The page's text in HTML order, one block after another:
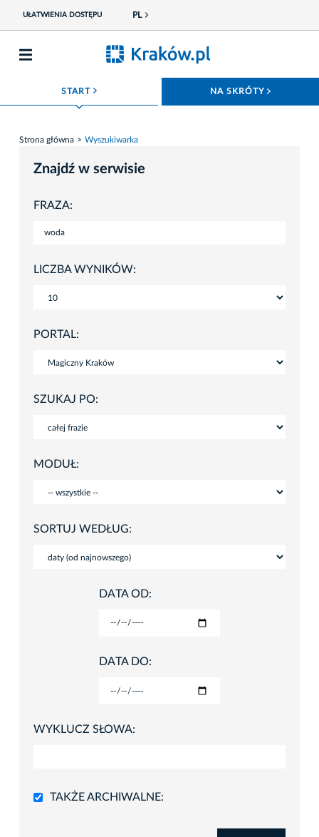
UŁATWIENIA DOSTĘPU PL
START ROZWIŃ MENU NA SKRÓTY
Strona główna Wyszukiwarka
Znajdź w serwisie
FRAZA:
LICZBA WYNIKÓW:
PORTAL:
SZUKAJ PO:
MODUŁ:
SORTUJ WEDŁUG:
DATA OD:
DATA DO:
WYKLUCZ SŁOWA:
TAKŻE ARCHIWALNE: